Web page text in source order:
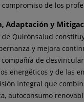
de los
Adaptación y
de Quirónsalud
y mejora
de
energéticos y de las
integral que
autoconsumo